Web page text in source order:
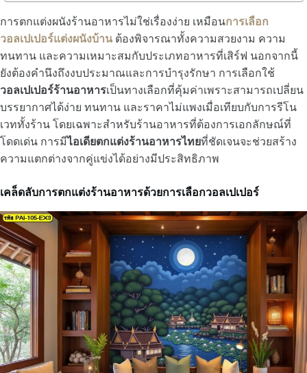
การตกแต่งผนังร้านอาหารไม่ใช่เรื่องง่าย เหมือนการเลือก
วอลเปเปอร์แต่งผนังบ้าน ต้องพิจารณาทั้งความสวยงาม ความ
ทนทาน และความเหมาะสมกับประเภทอาหารที่เสิร์ฟ นอกจากนี้
ยังต้องคำนึงถึงงบประมาณและการบำรุงรักษา การเลือกใช้
วอลเปเปอร์ร้านอาหารเป็นทางเลือกที่คุ้มค่าเพราะสามารถเปลี่ยน
บรรยากาศได้ง่าย ทนทาน และราคาไม่แพงเมื่อเทียบกับการรีโน
เวททั้งร้าน โดยเฉพาะสำหรับร้านอาหารที่ต้องการเอกลักษณ์ที่
โดดเด่น การมีไอเดียตกแต่งร้านอาหารไทยที่ชัดเจนจะช่วยสร้าง
ความแตกต่างจากคู่แข่งได้อย่างมีประสิทธิภาพ
เคล็ดลับการตกแต่งร้านอาหารด้วยการเลือกวอลเปเปอร์